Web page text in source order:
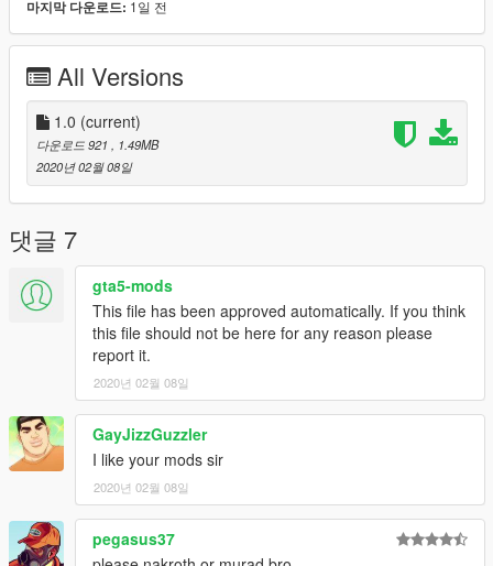
마지막 다운로드: 1일 전
All Versions
1.0 (current)
다운로드 921
, 1.49MB
2020년 02월 08일
댓글 7
gta5-mods
This file has been approved automatically. If you think
this file should not be here for any reason please
report it.
2020년 02월 08일
GayJizzGuzzler
I like your mods sir
2020년 02월 08일
pegasus37